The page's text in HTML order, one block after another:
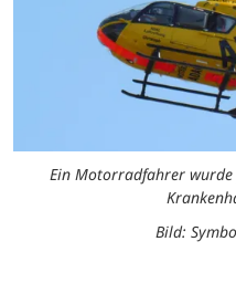
Ein Motorradfahrer
Bild: